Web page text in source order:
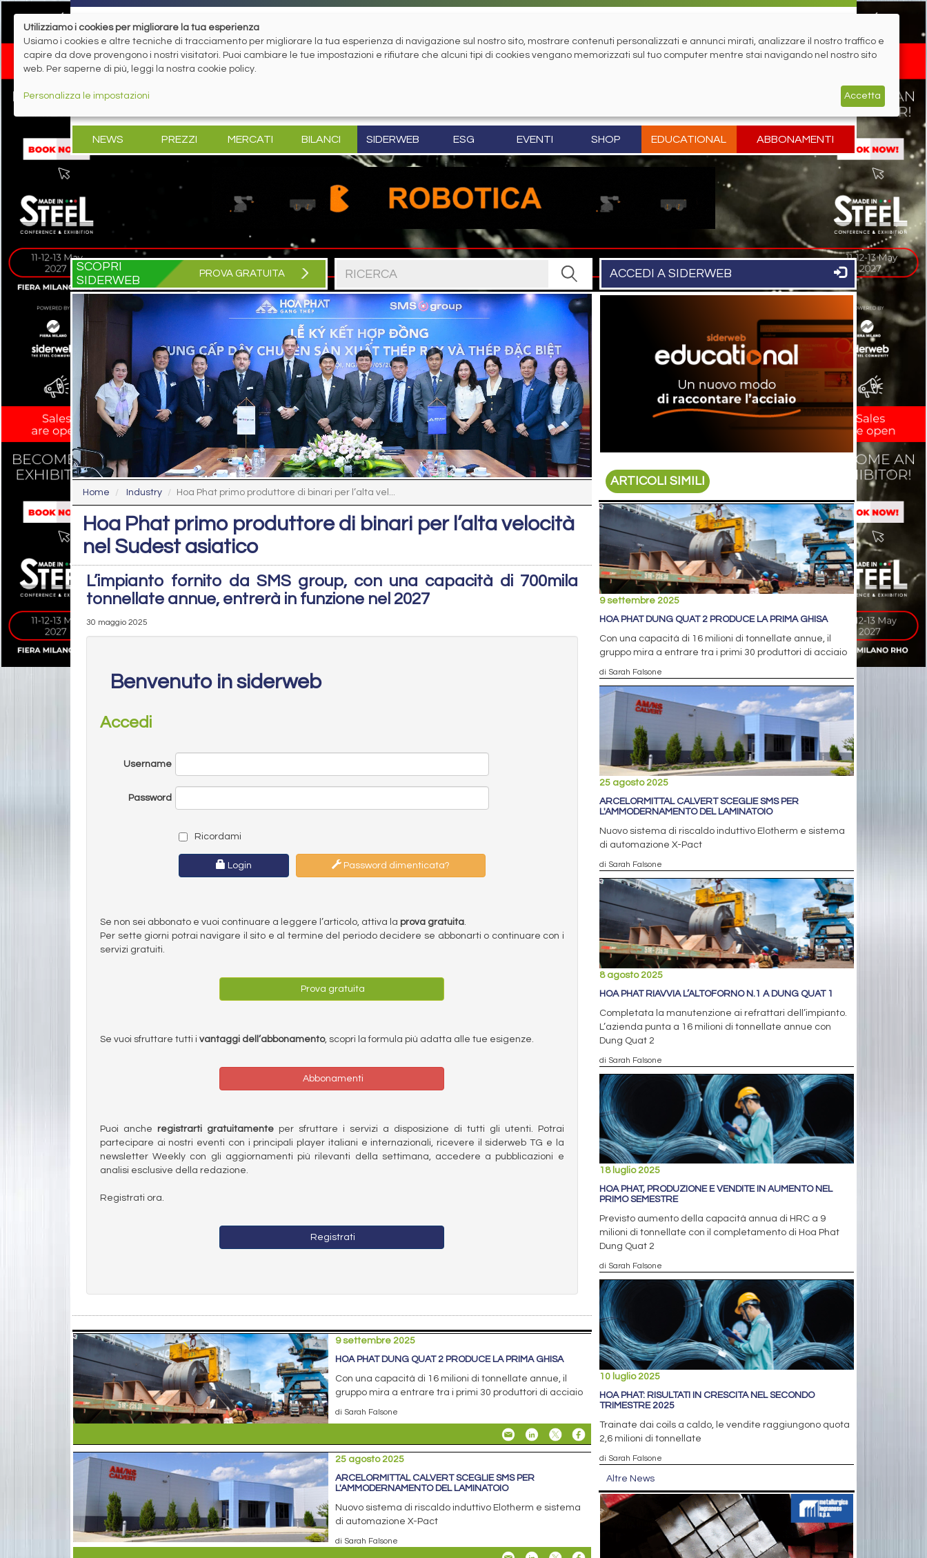
NEWS PREZZI MERCATI BILANCI SIDERWEB ESG EVENTI SHOP EDUCATIONAL ABBONAMENTI
SCOPRI
SIDERWEB
PROVA GRATUITA ACCEDI A SIDERWEB
Home Industry Hoa Phat primo produttore di binari per l’alta vel...
Hoa Phat primo produttore di binari per l’alta velocità
nel Sudest asiatico
L’impianto fornito da SMS group, con una capacità di 700mila
tonnellate annue, entrerà in funzione nel 2027
30 maggio 2025
Benvenuto in siderweb
Accedi
Username
Password
Ricordami
Login Password dimenticata?
Se non sei abbonato e vuoi continuare a leggere l’articolo, attiva la prova gratuita.
Per sette giorni potrai navigare il sito e al termine del periodo decidere se abbonarti o continuare con i
servizi gratuiti.
Prova gratuita
Se vuoi sfruttare tutti i vantaggi dell’abbonamento, scopri la formula più adatta alle tue esigenze.
Abbonamenti
Puoi anche registrarti gratuitamenteper sfruttare i servizi a disposizione di tutti gli utenti. Potrai
partecipare ai nostri eventi con i principali player italiani e internazionali, ricevere il siderweb TG e la
newsletter Weekly con gli aggiornamenti più rilevanti della settimana, accedere a pubblicazioni e
analisi esclusive della redazione.
Registrati ora.
Registrati
9 settembre 2025
HOA PHAT DUNG QUAT 2 PRODUCE LA PRIMA GHISA
Con una capacità di 16 milioni di tonnellate annue, il
gruppo mira a entrare tra i primi 30 produttori di acciaio
di Sarah Falsone
25 agosto 2025
ARCELORMITTAL CALVERT SCEGLIE SMS PER
L'AMMODERNAMENTO DEL LAMINATOIO
Nuovo sistema di riscaldo induttivo Elotherm e sistema
di automazione X-Pact
di Sarah Falsone
ARTICOLI SIMILI
9 settembre 2025
HOA PHAT DUNG QUAT 2 PRODUCE LA PRIMA GHISA
Con una capacità di 16 milioni di tonnellate annue, il
gruppo mira a entrare tra i primi 30 produttori di acciaio
di Sarah Falsone
25 agosto 2025
ARCELORMITTAL CALVERT SCEGLIE SMS PER
L'AMMODERNAMENTO DEL LAMINATOIO
Nuovo sistema di riscaldo induttivo Elotherm e sistema
di automazione X-Pact
di Sarah Falsone
8 agosto 2025
HOA PHAT RIAVVIA L’ALTOFORNO N.1 A DUNG QUAT 1
Completata la manutenzione ai refrattari dell’impianto.
L’azienda punta a 16 milioni di tonnellate annue con
Dung Quat 2
di Sarah Falsone
18 luglio 2025
HOA PHAT, PRODUZIONE E VENDITE IN AUMENTO NEL
PRIMO SEMESTRE
Previsto aumento della capacità annua di HRC a 9
milioni di tonnellate con il completamento di Hoa Phat
Dung Quat 2
di Sarah Falsone
10 luglio 2025
HOA PHAT: RISULTATI IN CRESCITA NEL SECONDO
TRIMESTRE 2025
Trainate dai coils a caldo, le vendite raggiungono quota
2,6 milioni di tonnellate
di Sarah Falsone
Altre News
Utilizziamo i cookies per migliorare la tua esperienza
Usiamo i cookies e altre tecniche di tracciamento per migliorare la tua esperienza di navigazione sul nostro sito, mostrare contenuti personalizzati e annunci mirati, analizzare il nostro traffico e
capire da dove provengono i nostri visitatori. Puoi cambiare le tue impostazioni e rifiutare che alcuni tipi di cookies vengano memorizzati sul tuo computer mentre stai navigando nel nostro sito
web. Per saperne di più, leggi la nostra cookie policy.
Personalizza le impostazioni Accetta